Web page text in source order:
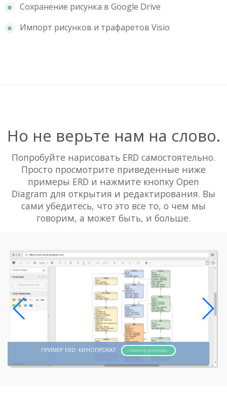
Сохранение рисунка в Google Drive
Импорт рисунков и трафаретов Visio
Но не верьте нам на слово.
Попробуйте нарисовать ERD самостоятельно.
Просто просмотрите приведенные ниже
примеры ERD и нажмите кнопку Open
Diagram для открытия и редактирования. Вы
сами убедитесь, что это все то, о чем мы
говорим, а может быть, и больше.
ПРИМЕР ERD: КИНОПРОКАТ ОТКРЫТАЯ ДИАГРАММА